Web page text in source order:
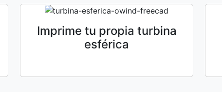
Imprime tu propia turbina
esférica